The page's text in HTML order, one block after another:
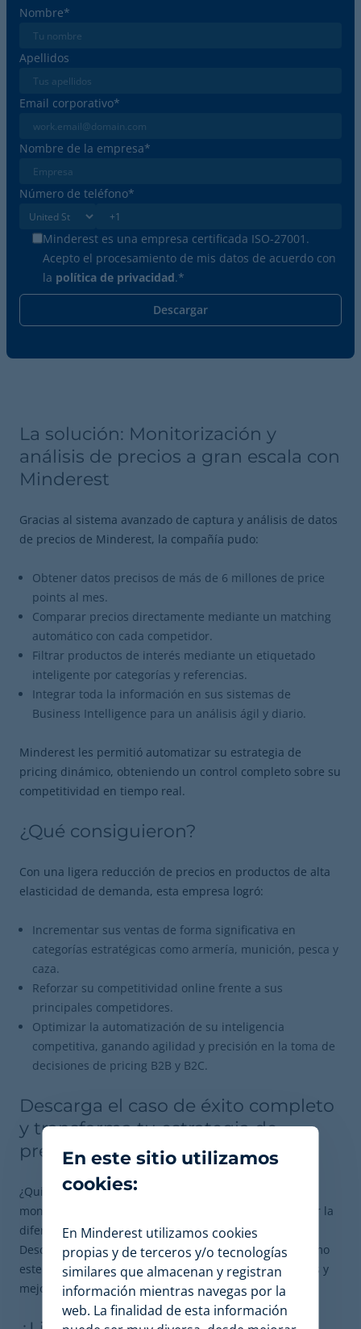
Nombre*
Apellidos
Email corporativo*
Nombre de la empresa*
Número de teléfono*
Minderest es una empresa certificada ISO-27001.
Acepto el procesamiento de mis datos de acuerdo con
la política de privacidad.*
La solución: Monitorización y
análisis de precios a gran escala con
Minderest
Gracias al sistema avanzado de captura y análisis de datos
de precios de Minderest, la compañía pudo:
Obtener datos precisos de más de 6 millones de price
points al mes.
Comparar precios directamente mediante un matching
automático con cada competidor.
Filtrar productos de interés mediante un etiquetado
inteligente por categorías y referencias.
Integrar toda la información en sus sistemas de
Business Intelligence para un análisis ágil y diario.
Minderest les permitió automatizar su estrategia de
pricing dinámico, obteniendo un control completo sobre su
competitividad en tiempo real.
¿Qué consiguieron?
Con una ligera reducción de precios en productos de alta
elasticidad de demanda, esta empresa logró:
Incrementar sus ventas de forma significativa en
categorías estratégicas como armería, munición, pesca y
caza.
Reforzar su competitividad online frente a sus
principales competidores.
Optimizar la automatización de su inteligencia
competitiva, ganando agilidad y precisión en la toma de
decisiones de pricing B2B y B2C.
Descarga el caso de éxito completo
y transforma tu estrategia de
precios
¿Quieres descubrir cómo una estrategia inteligente de
monitorización y optimización de precios puede marcar la
diferencia en tu mercado?
Descarga ahora el Caso de Uso completo y aprende cómo
este fabricante y retailer de EE.UU. aumentó sus ventas y
mejoró su competitividad gracias a Minderest.
En este sitio utilizamos
cookies:
En Minderest utilizamos cookies
propias y de terceros y/o tecnologías
similares que almacenan y registran
información mientras navegas por la
web. La finalidad de esta información